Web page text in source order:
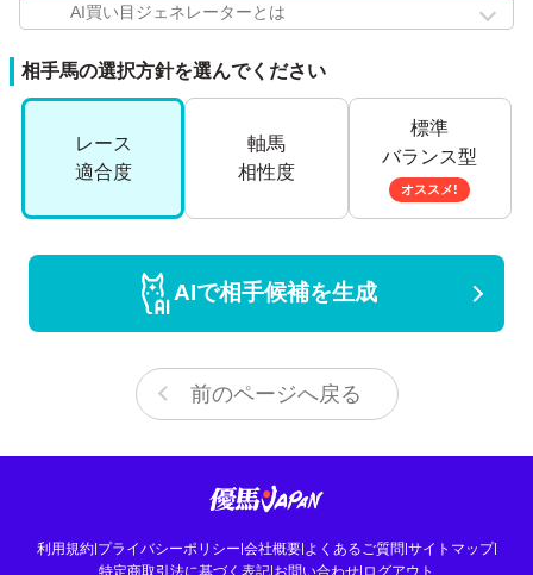
AI買い目ジェネレーターとは
相手馬の選択方針を選んでください
レース
適合度
軸馬
相性度
標準
バランス型
オススメ!
AIで相手候補を生成
前のページへ戻る
利用規約|プライバシーポリシー|会社概要| よくあるご質問|サイトマップ|
特定商取引法に基づく表記|お問い合わせ| ログアウト